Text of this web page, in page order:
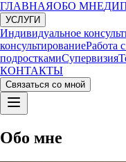
ГЛАВНАЯОБО МНЕ
УСЛУГИ
Индивидуальное
консультированиеРабота
подросткамиСупервизия
КОНТАКТЫ
Связаться со мной
Обо мне